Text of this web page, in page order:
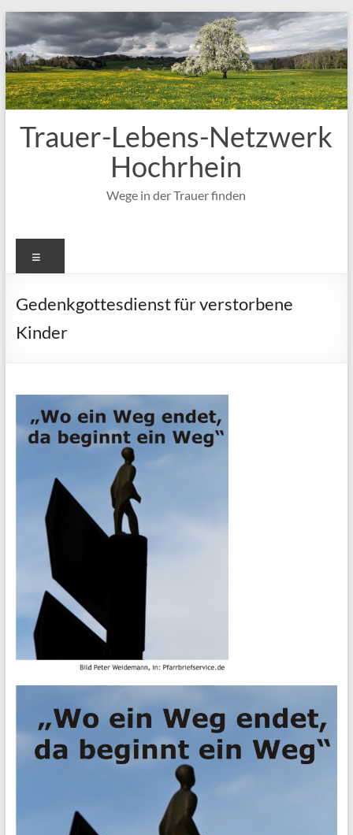
Zum
Inhalt
springen
Trauer-Lebens-Netzwerk
Hochrhein
Wege in der Trauer finden
Gedenkgottesdienst für verstorbene
Kinder